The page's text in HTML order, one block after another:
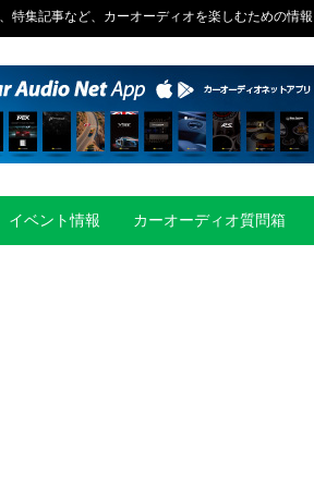
特集記事など、カーオーディオを楽しむための情
イベント情報 カーオーディオ質問箱